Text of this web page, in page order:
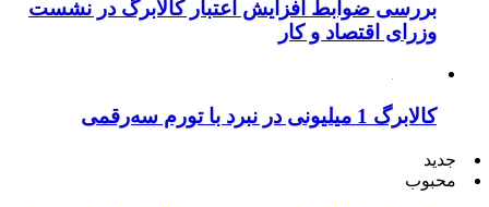
بررسی ضوابط افزایش اعتبار کالابرگ در نشست
وزرای اقتصاد و کار
کالابرگ 1 میلیونی در نبرد با تورم سه‌رقمی
جدید
محبوب